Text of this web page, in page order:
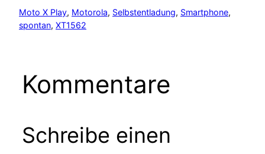
Moto X Play, Motorola, Selbstentladung, Smartphone
spontan, XT1562
Kommentare
Schreibe einen